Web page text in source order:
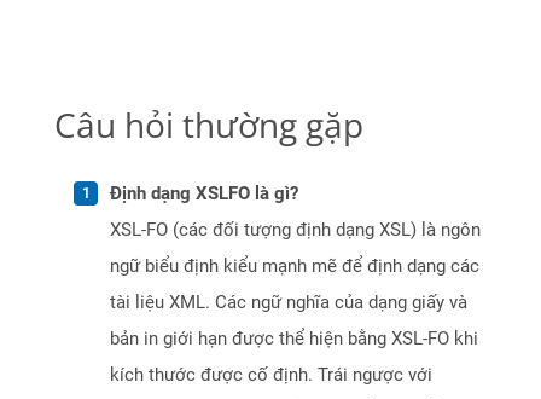
Câu hỏi thường gặp
Định dạng XSLFO là gì?
XSL-FO (các đối tượng định dạng XSL) là ngôn
ngữ biểu định kiểu mạnh mẽ để định dạng các
tài liệu XML. Các ngữ nghĩa của dạng giấy và
bản in giới hạn được thể hiện bằng XSL-FO khi
kích thước được cố định. Trái ngược với